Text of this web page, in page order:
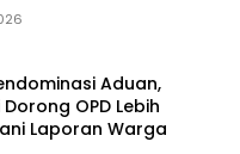
Aduan,
OPD Lebih
Laporan Warga